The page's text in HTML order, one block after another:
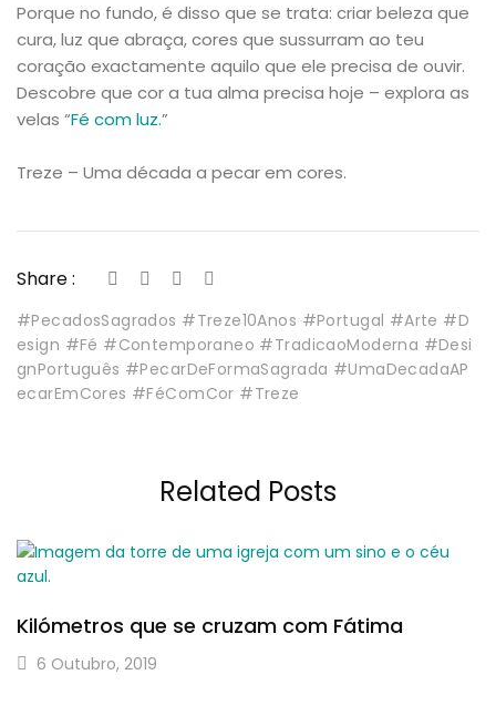
Porque no fundo, é disso que se trata: criar beleza que
cura, luz que abraça, cores que sussurram ao teu
coração exactamente aquilo que ele precisa de ouvir.
Descobre que cor a tua alma precisa hoje – explora as
velas “Fé com luz.”
Treze – Uma década a pecar em cores.
Share :
#PecadosSagrados #Treze10Anos #Portugal #Arte #D
esign #Fé #Contemporaneo #TradicaoModerna #Desi
gnPortuguês #PecarDeFormaSagrada #UmaDecadaAP
ecarEmCores #FéComCor #Treze
Related Posts
Kilómetros que se cruzam com Fátima
6 Outubro, 2019